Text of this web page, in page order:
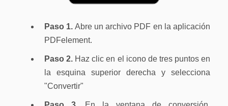
Paso 1. Abre un archivo PDF en la aplicación
PDFelement.
Paso 2. Haz clic en el icono de tres puntos en
la esquina superior derecha y selecciona
"Convertir"